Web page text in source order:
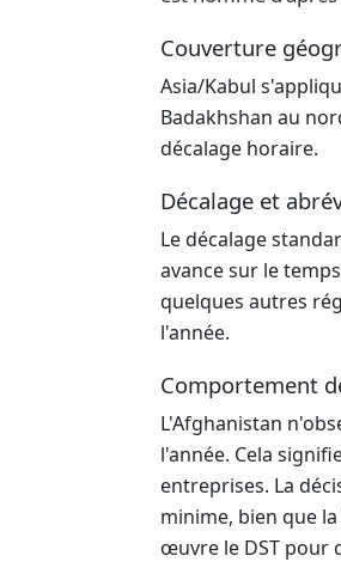
Couverture
Asia/Kabul
Badakhshan au
décalage horaire.
Décalage et
Le décalage
avance sur le
quelques autres
l'année.
Comportement
L'Afghanistan
l'année. Cela
entreprises. La
minime, bien que
œuvre le DST pour